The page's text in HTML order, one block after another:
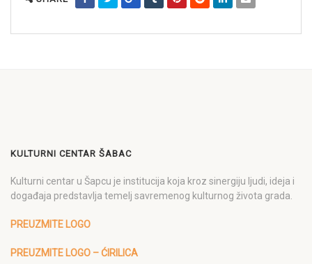
KULTURNI CENTAR ŠABAC
Kulturni centar u Šapcu je institucija koja kroz sinergiju ljudi, ideja i
događaja predstavlja temelj savremenog kulturnog života grada.
PREUZMITE LOGO
PREUZMITE LOGO – ĆIRILICA